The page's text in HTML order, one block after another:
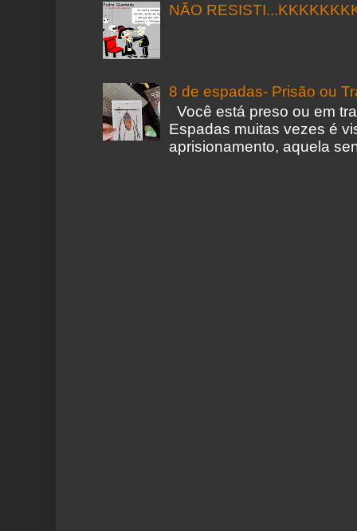
NÃO
8 de espadas- Prisão ou
Você está preso ou em
Espadas muitas vezes é
aprisionamento, aquela